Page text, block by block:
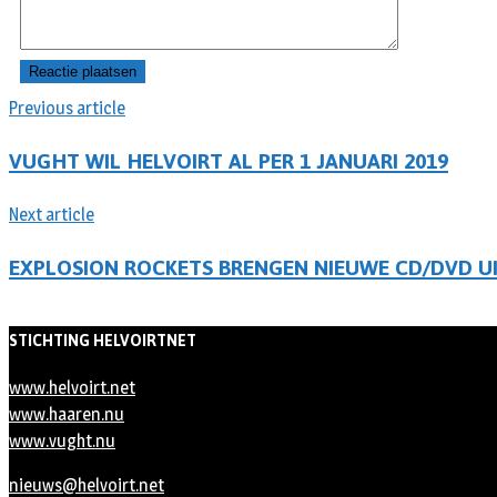
Previous article
VUGHT WIL HELVOIRT AL PER 1 JANUARI 2019
Next article
EXPLOSION ROCKETS BRENGEN NIEUWE CD/DVD
STICHTING HELVOIRTNET
www.helvoirt.net
www.haaren.nu
www.vught.nu
nieuws@helvoirt.net